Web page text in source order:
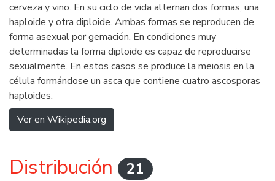
cerveza y vino. En su ciclo de vida alternan dos formas, una
haploide y otra diploide. Ambas formas se reproducen de
forma asexual por gemación. En condiciones muy
determinadas la forma diploide es capaz de reproducirse
sexualmente. En estos casos se produce la meiosis en la
célula formándose un asca que contiene cuatro ascosporas
haploides.
Ver en Wikipedia.org
Distribución 21